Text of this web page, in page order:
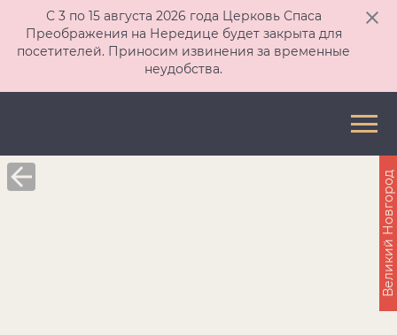
С 3 по 15 августа 2026 года Церковь Спаса
Преображения на Нередице будет закрыта для
посетителей. Приносим извинения за временные
неудобства.
Великий Новгород